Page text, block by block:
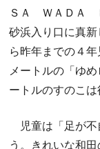
ＳＡ ＷＡＤＡ
砂浜入り口に真
ら昨年までの４
メートルの「ゆ
ートルのすのこは
児童は「足が不
う。きれいな和